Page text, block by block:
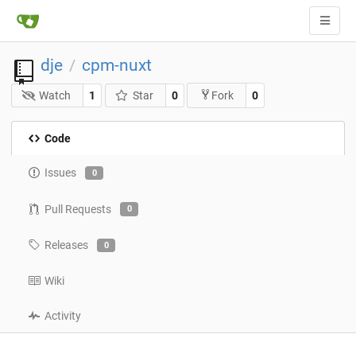
dje / cpm-nuxt
Watch 1 Star 0 Fork 0
Code
Issues 0
Pull Requests 0
Releases 0
Wiki
Activity